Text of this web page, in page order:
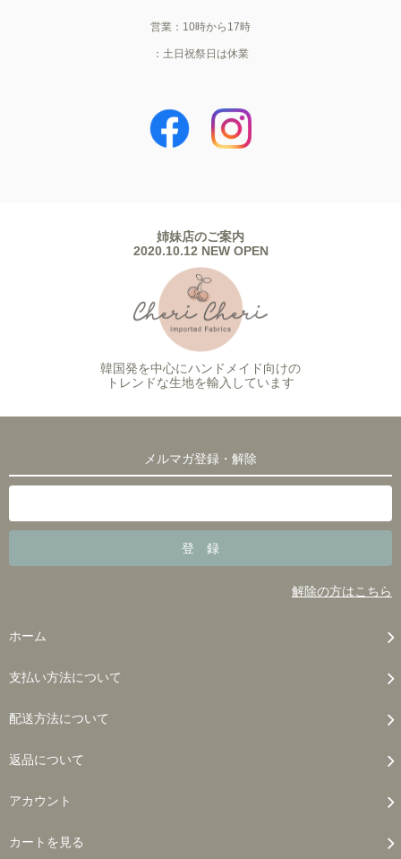
営業：10時から17時
：土日祝祭日は休業
姉妹店のご案内
2020.10.12 NEW OPEN
韓国発を中心にハンドメイド向けの
トレンドな生地を輸入しています
メルマガ登録・解除
解除の方はこちら
ホーム
支払い方法について
配送方法について
返品について
アカウント
カートを見る